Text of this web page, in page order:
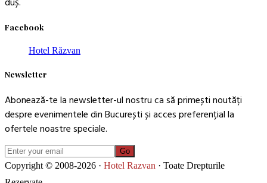
Facebook
Hotel Răzvan
Newsletter
Abonează-te la newsletter-ul nostru ca să primești noutăți
despre evenimentele din București și acces preferențial la
ofertele noastre speciale.
Go
Copyright © 2008-2026 · Hotel Razvan · Toate Drepturile